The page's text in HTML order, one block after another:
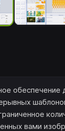
обеспечение
вами